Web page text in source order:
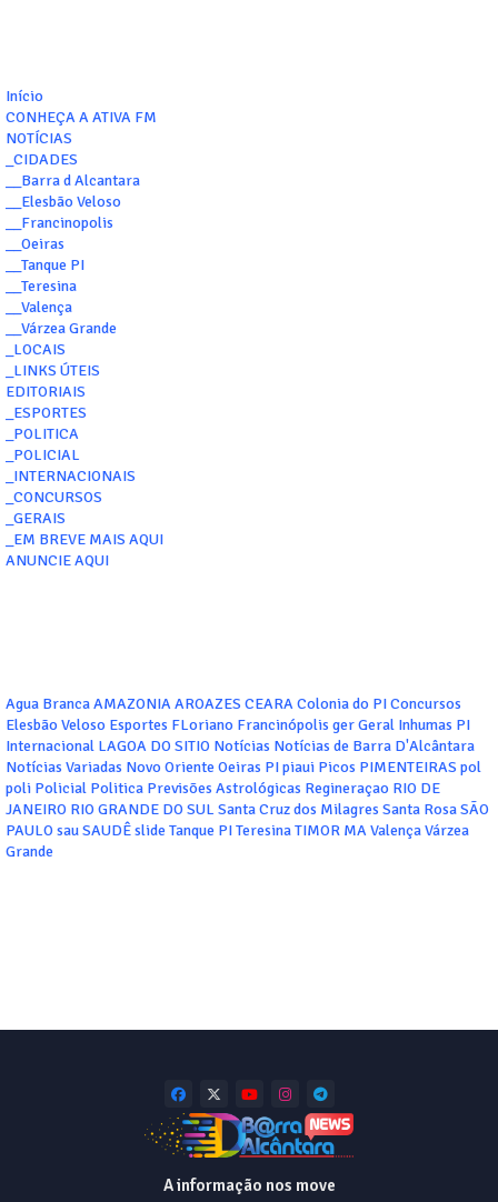
Início
CONHEÇA A ATIVA FM
NOTÍCIAS
_CIDADES
__Barra d Alcantara
__Elesbão Veloso
__Francinopolis
__Oeiras
__Tanque PI
__Teresina
__Valença
__Várzea Grande
_LOCAIS
_LINKS ÚTEIS
EDITORIAIS
_ESPORTES
_POLITICA
_POLICIAL
_INTERNACIONAIS
_CONCURSOS
_GERAIS
_EM BREVE MAIS AQUI
ANUNCIE AQUI
Agua BrancaAMAZONIAAROAZES CEARAColonia do PIConcursos
Elesbão Veloso Esportes FLoriano Francinópolis gerGeral Inhumas PI
Internacional LAGOA DO SITIO Notícias Notícias de Barra D'Alcântara
Notícias Variadas Novo Oriente Oeiras PIpiaui Picos PIMENTEIRAS pol
poli Policial Politica Previsões Astrológicas Regineraçao RIO DE
JANEIRO RIO GRANDE DO SUL Santa Cruz dos Milagres Santa RosaSÃO
PAULOsauSAUDÊslide Tanque PITeresinaTIMOR MAValençaVárzea
Grande
A informação nos move